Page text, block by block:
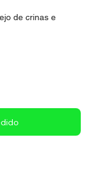
de crinas e